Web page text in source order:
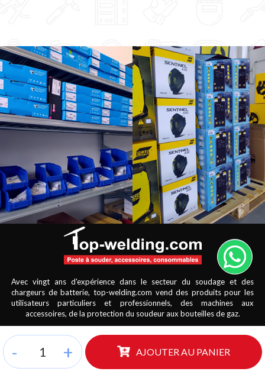
- + AJOUTER AU PANIER
Avec vingt ans d'expérience dans le secteur du soudage et des
chargeurs de batterie, top-welding.com vend des produits pour les
utilisateurs particuliers et professionnels, des machines aux
accessoires, de la protection du soudeur aux bouteilles de gaz.